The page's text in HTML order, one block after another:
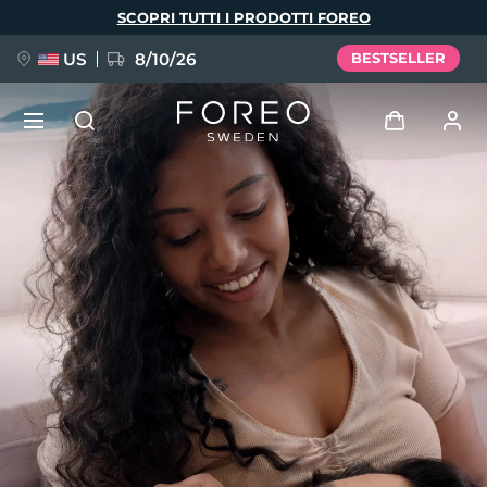
SCOPRI TUTTI I PRODOTTI FOREO
US 8/10/26 BESTSELLER
Profilo utente
I miei dispositivi
I miei ordini
I miei indirizzi
I miei abbonamenti
NUOVO
FAQ™ Pure Beauty-Tech Elixir
BREAKING NEWS
issa™ Teeth Whitening Set
Lingua
English Deutsch
Español
Français
Italiano
Português
Polski
Svenska
Русский
Türkçe
简体中文 繁體中文